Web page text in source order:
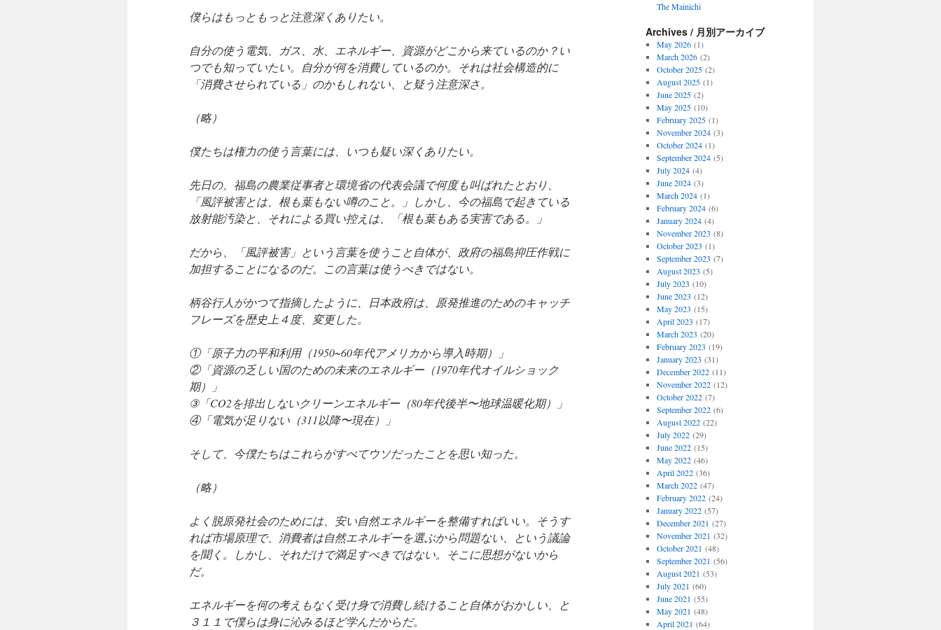
僕らはもっともっと注意深くありたい。
自分の使う電気、ガス、水、エネルギー、資源がどこから来ているのか？い
つでも知っていたい。自分が何を消費しているのか。それは社会構造的に
「消費させられている」のかもしれない、と疑う注意深さ。
（略）
僕たちは権力の使う言葉には、いつも疑い深くありたい。
先日の、福島の農業従事者と環境省の代表会議で何度も叫ばれたとおり、
「風評被害とは、根も葉もない噂のこと。」しかし、今の福島で起きている
放射能汚染と、それによる買い控えは、「根も葉もある実害である。」
だから、「風評被害」という言葉を使うこと自体が、政府の福島抑圧作戦に
加担することになるのだ。この言葉は使うべきではない。
柄谷行人がかつて指摘したように、日本政府は、原発推進のためのキャッチ
フレーズを歴史上４度、変更した。
①「原子力の平和利用（1950~60年代アメリカから導入時期）」
②「資源の乏しい国のための未来のエネルギー（1970年代オイルショック
期）」
③「CO2を排出しないクリーンエネルギー（80年代後半〜地球温暖化期）」
④「電気が足りない（311以降〜現在）」
そして、今僕たちはこれらがすべてウソだったことを思い知った。
（略）
よく脱原発社会のためには、安い自然エネルギーを整備すればいい。そうす
れば市場原理で、消費者は自然エネルギーを選ぶから問題ない、という議論
を聞く。しかし、それだけで満足すべきではない。そこに思想がないから
だ。
エネルギーを何の考えもなく受け身で消費し続けること自体がおかしい、と
３１１で僕らは身に沁みるほど学んだからだ。
The Mainichi
Archives / 月別アーカイブ
May 2026(1)
March 2026(2)
October 2025(2)
August 2025(1)
June 2025(2)
May 2025(10)
February 2025(1)
November 2024(3)
October 2024(1)
September 2024(5)
July 2024(4)
June 2024(3)
March 2024(1)
February 2024(6)
January 2024(4)
November 2023 (8)
October 2023 (1)
September 2023 (7)
August 2023 (5)
July 2023 (10)
June 2023 (12)
May 2023 (15)
April 2023 (17)
March 2023 (20)
February 2023 (19)
January 2023 (31)
December 2022(11)
November 2022(12)
October 2022(7)
September 2022(6)
August 2022(22)
July 2022(29)
June 2022(15)
May 2022(46)
April 2022(36)
March 2022(47)
February 2022(24)
January 2022(57)
December 2021 (27)
November 2021 (32)
October 2021 (48)
September 2021 (56)
August 2021 (53)
July 2021 (60)
June 2021 (55)
May 2021 (48)
April 2021 (64)